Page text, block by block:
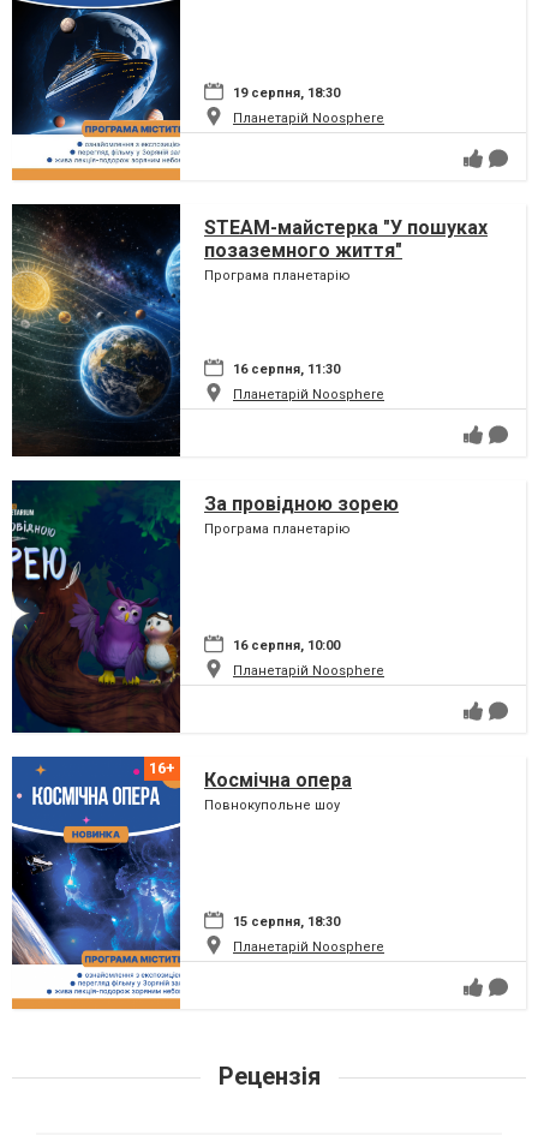
19 серпня, 18:30
Планетарій Noosphere
STEAM-майстерка "У пошуках
позаземного життя"
Програма планетарію
16 серпня, 11:30
Планетарій Noosphere
За провідною зорею
Програма планетарію
16 серпня, 10:00
Планетарій Noosphere
Космічна опера
Повнокупольне шоу
15 серпня, 18:30
Планетарій Noosphere
Рецензія